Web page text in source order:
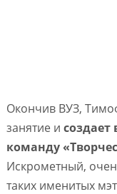
Окончив ВУЗ,
занятие и
команду
Искрометный,
таких именитых